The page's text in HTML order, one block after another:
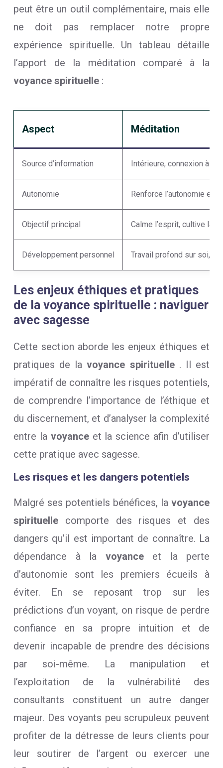
peut être un outil complémentaire, mais elle
ne doit pas remplacer notre propre
expérience spirituelle. Un tableau détaille
l’apport de la méditation comparé à la
voyance spirituelle :
Aspect Méditation
Source d’information Intérieure, connexion à soi
Autonomie Renforce l’autonomie et
Objectif principal Calme l’esprit, cultive la
Développement personnel Travail profond sur soi,
Les enjeux éthiques et pratiques
de la voyance spirituelle : naviguer
avec sagesse
Cette section aborde les enjeux éthiques et
pratiques de lavoyance spirituelle . Il est
impératif de connaître les risques potentiels,
de comprendre l’importance de l’éthique et
du discernement, et d’analyser la complexité
entre la voyance et la science afin d’utiliser
cette pratique avec sagesse.
Les risques et les dangers potentiels
Malgré ses potentiels bénéfices, la voyance
spirituelle comporte des risques et des
dangers qu’il est important de connaître. La
dépendance à la voyance et la perte
d’autonomie sont les premiers écueils à
éviter. En se reposant trop sur les
prédictions d’un voyant, on risque de perdre
confiance en sa propre intuition et de
devenir incapable de prendre des décisions
par soi-même. La manipulation et
l’exploitation de la vulnérabilité des
consultants constituent un autre danger
majeur. Des voyants peu scrupuleux peuvent
profiter de la détresse de leurs clients pour
leur soutirer de l’argent ou exercer une